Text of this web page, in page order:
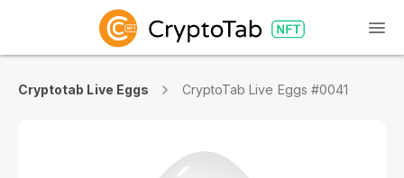
Cryptotab Live Eggs CryptoTab Live Eggs #0041